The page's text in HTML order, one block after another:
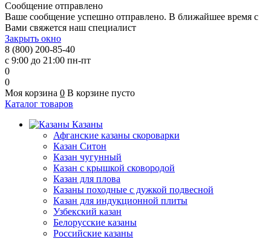
Сообщение отправлено
Ваше сообщение успешно отправлено. В ближайшее время с
Вами свяжется наш специалист
Закрыть окно
8 (800) 200-85-40
с 9:00 до 21:00 пн-пт
0
0
Моя корзина 0 В корзине пусто
Каталог товаров
Казаны
Афганские казаны скороварки
Казан Ситон
Казан чугунный
Казан с крышкой сковородой
Казан для плова
Казаны походные с дужкой подвесной
Казан для индукционной плиты
Узбекский казан
Белорусские казаны
Российские казаны